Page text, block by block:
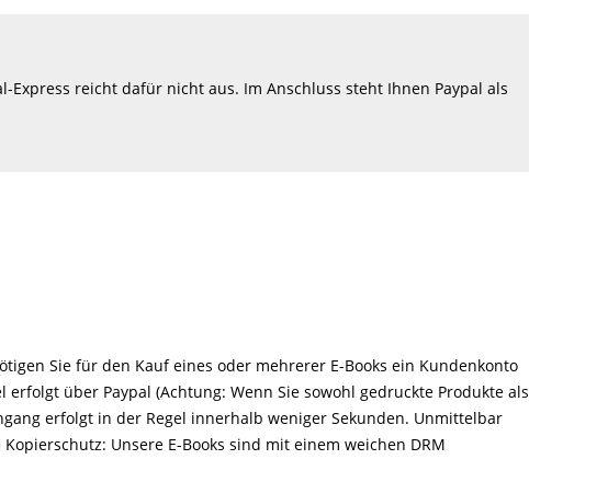
reicht dafür nicht aus. Im Anschluss steht Ihnen Paypal als
Sie für den Kauf eines oder mehrerer E-Books ein Kundenkonto
über Paypal (Achtung: Wenn Sie sowohl gedruckte Produkte als
erfolgt in der Regel innerhalb weniger Sekunden. Unmittelbar
Unsere E-Books sind mit einem weichen DRM